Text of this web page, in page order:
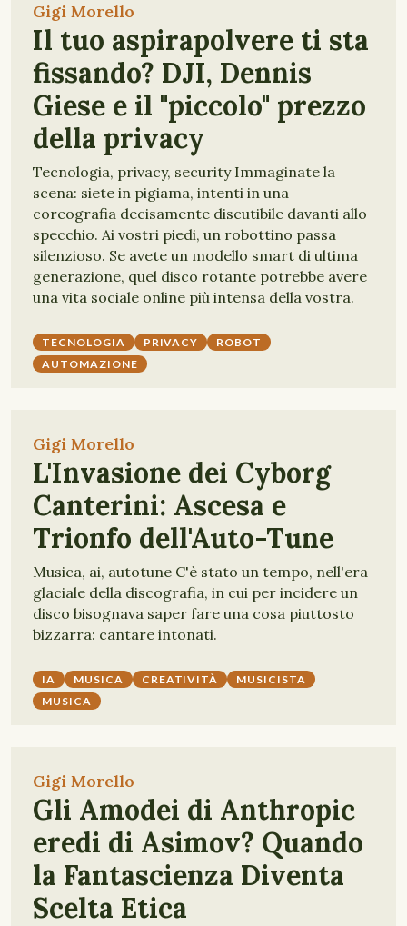
Gigi Morello
Il tuo aspirapolvere ti sta
fissando? DJI, Dennis
Giese e il "piccolo" prezzo
della privacy
Tecnologia, privacy, security Immaginate la
scena: siete in pigiama, intenti in una
coreografia decisamente discutibile davanti allo
specchio. Ai vostri piedi, un robottino passa
silenzioso. Se avete un modello smart di ultima
generazione, quel disco rotante potrebbe avere
una vita sociale online più intensa della vostra.
TECNOLOGIA PRIVACY
ROBOT
AUTOMAZIONE
Gigi Morello
L'Invasione dei Cyborg
Canterini: Ascesa e
Trionfo dell'Auto-Tune
Musica, ai, autotune C'è stato un tempo, nell'era
glaciale della discografia, in cui per incidere un
disco bisognava saper fare una cosa piuttosto
bizzarra: cantare intonati.
IA MUSICA CREATIVITÀ
MUSICISTA
MUSICA
Gigi Morello
Gli Amodei di Anthropic
eredi di Asimov? Quando
la Fantascienza Diventa
Scelta Etica